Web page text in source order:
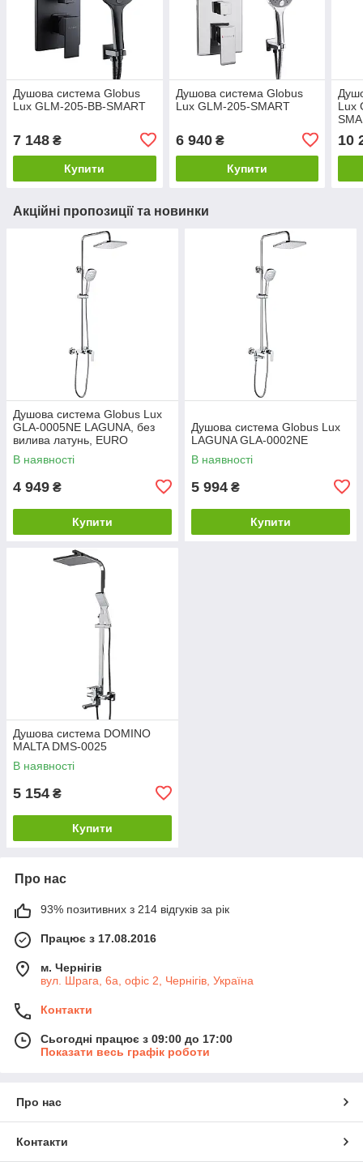
Душова система Globus
Lux GLM-205-BB-SMART
7 148 ₴
Купити
Душова система Globus
Lux GLM-205-SMART
6 940₴
Купити
Lux
10
Акційні пропозиції та новинки
Душова система Globus Lux
GLA-0005NE LAGUNA, без
вилива латунь, EURO
В наявності
4 949 ₴
Купити
Душова система Globus Lux
LAGUNA GLA-0002NE
В наявності
5 994 ₴
Купити
Душова система DOMINO
MALTA DMS-0025
В наявності
5 154 ₴
Купити
Про нас
93% позитивних з 214 відгуків за рік
Працює з 17.08.2016
м. Чернігів
вул. Шрага, 6а, офіс 2, Чернігів, Україна
Контакти
Сьогодні працює з 09:00 до 17:00
Показати весь графік роботи
Про нас
Контакти